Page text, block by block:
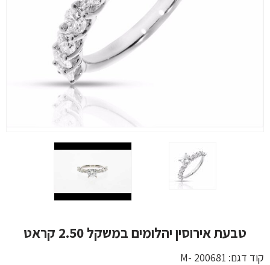
טבעת אירוסין יהלומים במשקל 2.50 קראט
קוד דגם: M- 200681